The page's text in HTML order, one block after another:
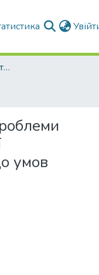
ННІ загальноуніверситетської підготовки
умов